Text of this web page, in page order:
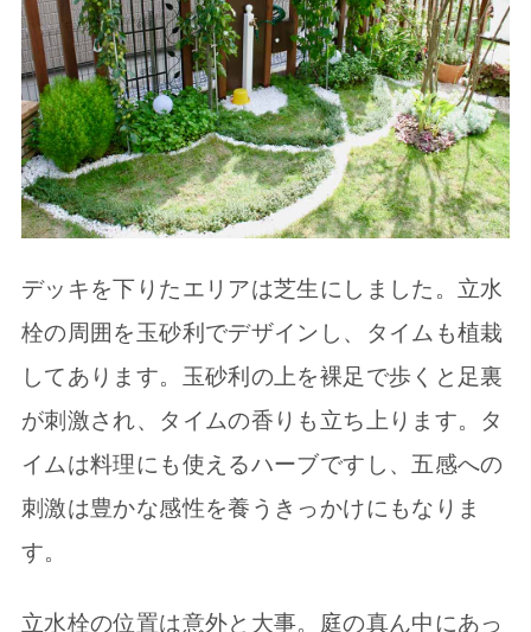
デッキを下りたエリアは芝生にしました。立水
栓の周囲を玉砂利でデザインし、タイムも植栽
してあります。玉砂利の上を裸足で歩くと足裏
が刺激され、タイムの香りも立ち上ります。タ
イムは料理にも使えるハーブですし、五感への
刺激は豊かな感性を養うきっかけにもなりま
す。
立水栓の位置は意外と大事。庭の真ん中にあっ